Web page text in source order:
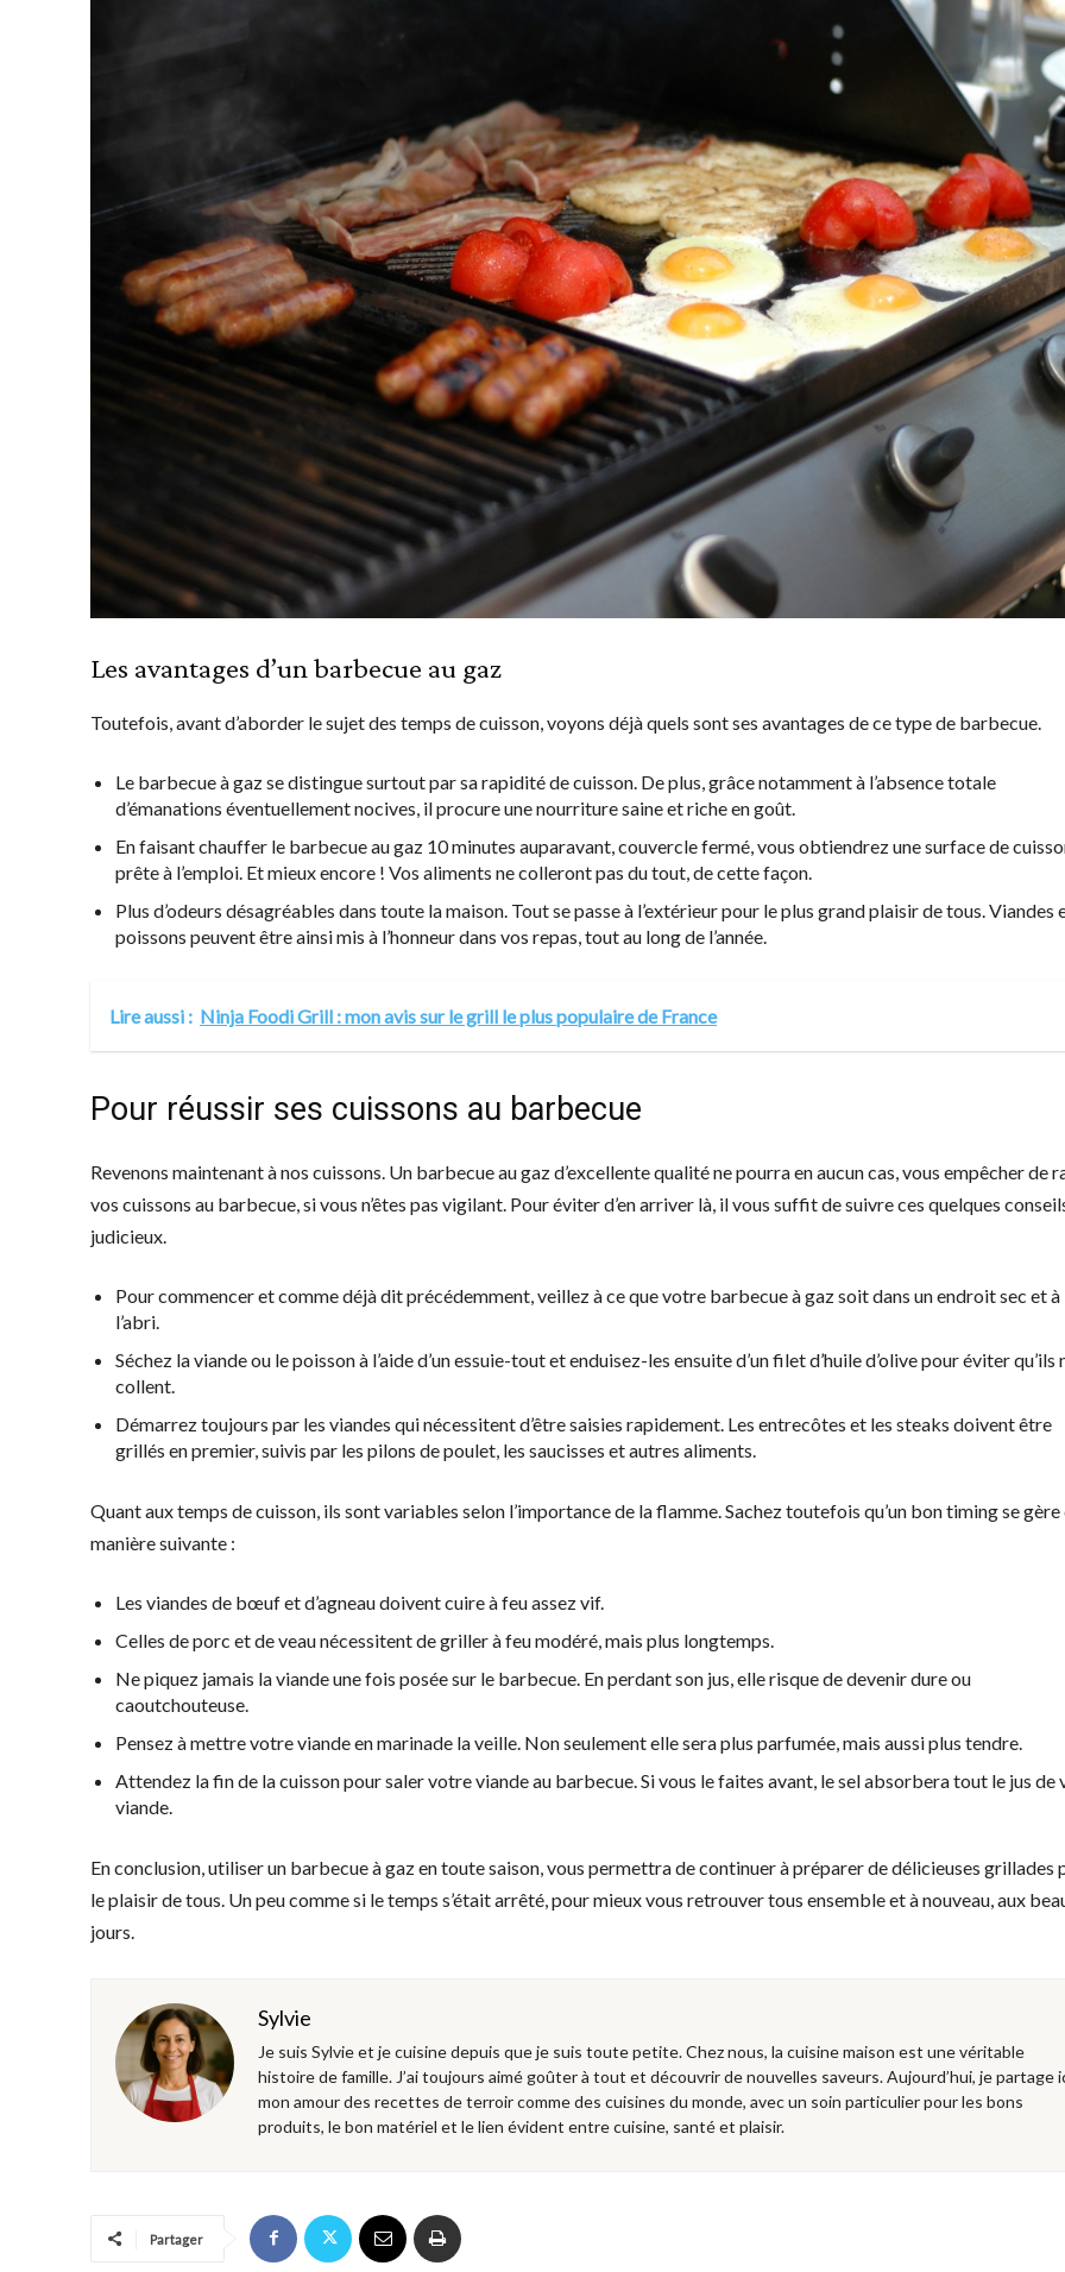
Les avantages d’un barbecue au gaz
Toutefois, avant d’aborder le sujet des temps de cuisson, voyons déjà quels sont ses avantages de ce type de barbecue.
Le barbecue à gaz se distingue surtout par sa rapidité de cuisson. De plus, grâce notamment à l’absence totale
d’émanations éventuellement nocives, il procure une nourriture saine et riche en goût.
En faisant chauffer le barbecue au gaz 10 minutes auparavant, couvercle fermé, vous obtiendrez une surface de
prête à l’emploi. Et mieux encore ! Vos aliments ne colleront pas du tout, de cette façon.
Plus d’odeurs désagréables dans toute la maison. Tout se passe à l’extérieur pour le plus grand plaisir de tous. Viandes
poissons peuvent être ainsi mis à l’honneur dans vos repas, tout au long de l’année.
Lire aussi : Ninja Foodi Grill : mon avis sur le grill le plus populaire de France
Pour réussir ses cuissons au barbecue
Revenons maintenant à nos cuissons. Un barbecue au gaz d’excellente qualité ne pourra en aucun cas, vous empêcher de
vos cuissons au barbecue, si vous n’êtes pas vigilant. Pour éviter d’en arriver là, il vous suffit de suivre ces quelques
judicieux.
Pour commencer et comme déjà dit précédemment, veillez à ce que votre barbecue à gaz soit dans un endroit sec et à
l’abri.
Séchez la viande ou le poisson à l’aide d’un essuie-tout et enduisez-les ensuite d’un filet d’huile d’olive pour éviter qu’ils
collent.
Démarrez toujours par les viandes qui nécessitent d’être saisies rapidement. Les entrecôtes et les steaks doivent être
grillés en premier, suivis par les pilons de poulet, les saucisses et autres aliments.
Quant aux temps de cuisson, ils sont variables selon l’importance de la flamme. Sachez toutefois qu’un bon timing se gère
manière suivante :
Les viandes de bœuf et d’agneau doivent cuire à feu assez vif.
Celles de porc et de veau nécessitent de griller à feu modéré, mais plus longtemps.
Ne piquez jamais la viande une fois posée sur le barbecue. En perdant son jus, elle risque de devenir dure ou
caoutchouteuse.
Pensez à mettre votre viande en marinade la veille. Non seulement elle sera plus parfumée, mais aussi plus tendre.
Attendez la fin de la cuisson pour saler votre viande au barbecue. Si vous le faites avant, le sel absorbera tout le jus de
viande.
En conclusion, utiliser un barbecue à gaz en toute saison, vous permettra de continuer à préparer de délicieuses grillades
le plaisir de tous. Un peu comme si le temps s’était arrêté, pour mieux vous retrouver tous ensemble et à nouveau, aux
jours.
Sylvie
Je suis Sylvie et je cuisine depuis que je suis toute petite. Chez nous, la cuisine maison est une véritable
histoire de famille. J’ai toujours aimé goûter à tout et découvrir de nouvelles saveurs. Aujourd’hui, je partage
mon amour des recettes de terroir comme des cuisines du monde, avec un soin particulier pour les bons
produits, le bon matériel et le lien évident entre cuisine, santé et plaisir.
Partager